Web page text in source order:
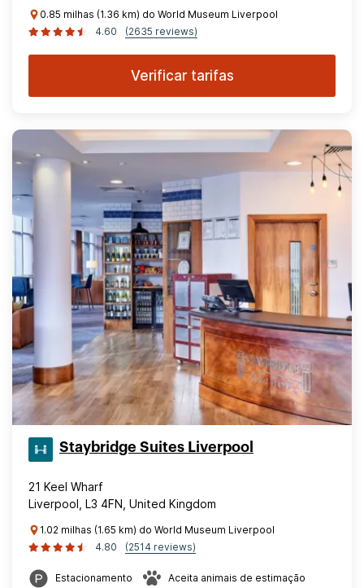
0.85 milhas (1.36 km) do World Museum Liverpool
4.60
(2635 reviews)
Verificar tarifas
Staybridge Suites Liverpool
21 Keel Wharf
Liverpool, L3 4FN, United Kingdom
1.02 milhas (1.65 km) do World Museum Liverpool
4.80
(2514 reviews)
Estacionamento Aceita animais de estimação